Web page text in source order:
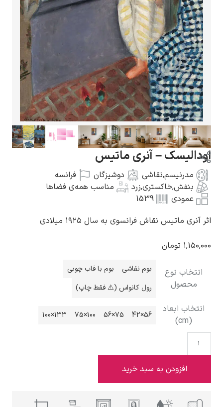
گوستاو کلیمت
ادوارد مونک
ادوارد هاپر
– آنری ماتیس
مدرنیسم,نقاشی دوشیزگان
فرانسه
بنفش, خاکستری,زرد
مناسب همه‌ی فضاها
عمودی
1539
ماتیس نقاش فرانسوی به سال ۱۹۲۵ میلادی
تومان
نوع
محصول
بوم نقاشی
بوم با قاب چوبی
رول کانواس (⚠️ فقط چاپ)
ابعاد
56×42
75×56
100×75
133×100
افزودن به سبد خرید